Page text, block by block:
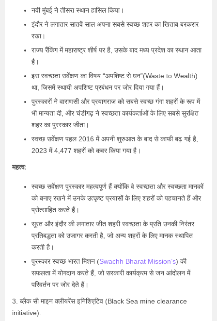
नवी मुंबई ने तीसरा स्थान हासिल किया।
इंदौर ने लगातार सातवें साल अपना सबसे स्वच्छ शहर का खिताब बरकरार
रखा।
राज्य रैंकिंग में महाराष्ट्र शीर्ष पर है, उसके बाद मध्य प्रदेश का स्थान आता
है।
इस स्वच्छता सर्वेक्षण का विषय “अपशिष्ट से धन”(Waste to Wealth)
था, जिसमें स्थायी अपशिष्ट प्रबंधन पर जोर दिया गया हैं।
पुरस्कारों ने वाराणसी और प्रयागराज को सबसे स्वच्छ गंगा शहरों के रूप में
भी मान्यता दी, और चंडीगढ़ ने स्वच्छता कार्यकर्ताओं के लिए सबसे सुरक्षित
शहर का पुरस्कार जीता।
स्वच्छ सर्वेक्षण पहल 2016 में अपनी शुरुआत के बाद से काफी बढ़ गई है,
2023 में 4,477 शहरों को कवर किया गया है।
महत्व:
स्वच्छ सर्वेक्षण पुरस्कार महत्वपूर्ण हैं क्योंकि वे स्वच्छता और स्वच्छता मानकों
को बनाए रखने में उनके उत्कृष्ट प्रयासों के लिए शहरों को पहचानते हैं और
प्रोत्साहित करते हैं।
सूरत और इंदौर की लगातार जीत शहरी स्वच्छता के प्रति उनकी निरंतर
प्रतिबद्धता को उजागर करती है, जो अन्य शहरों के लिए मानक स्थापित
करती है।
पुरस्कार स्वच्छ भारत मिशन (Swachh Bharat Mission’s) की
सफलता में योगदान करते हैं, जो सरकारी कार्यक्रम से जन आंदोलन में
परिवर्तन पर जोर देते हैं।
3. ब्लैक सी माइन क्लीयरेंस इनिशिएटिव (Black Sea mine clearance
initiative):